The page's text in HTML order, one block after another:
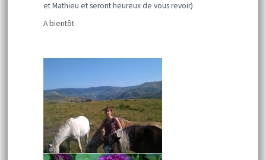
et Mathieu et seront heureux de vous revoir)
A bientôt